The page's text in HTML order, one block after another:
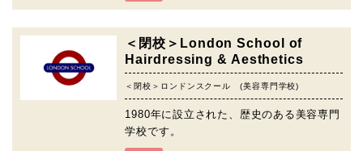
＜閉校＞London School of
Hairdressing & Aesthetics
＜閉校＞ロンドンスクール (美容専門学校)
1980年に設立された、歴史のある美容専門
学校です。